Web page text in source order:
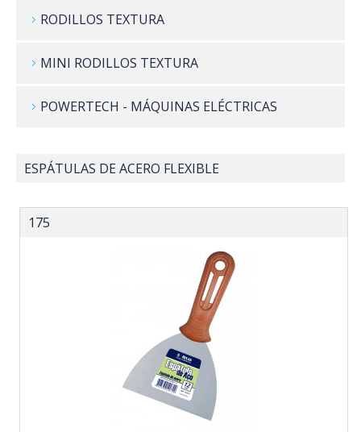
RODILLOS TEXTURA
MINI RODILLOS TEXTURA
POWERTECH - MÁQUINAS ELÉCTRICAS
ESPÁTULAS DE ACERO FLEXIBLE
175